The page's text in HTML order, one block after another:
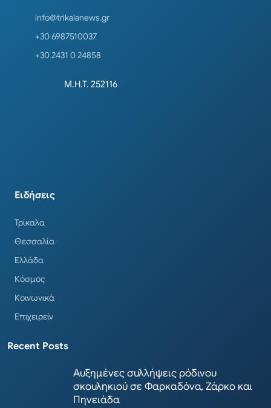
info@trikalanews.gr
+30 6987510037
+30 2431 0 24858
Μ.Η.Τ. 252116
Ειδήσεις
Τρίκαλα
Θεσσαλία
Ελλάδα
Κόσμος
Κοινωνικά
Επιχειρείν
Recent Posts
Αυξημένες συλλήψεις ρόδινου
σκουληκιού σε Φαρκαδόνα, Ζάρκο και
Πηνειάδα